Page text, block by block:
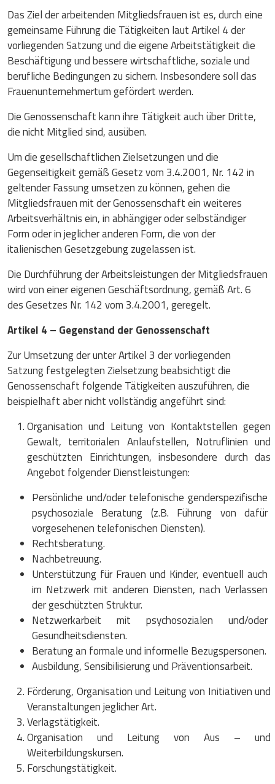
Das Ziel der arbeitenden Mitgliedsfrauen ist es, durch eine
gemeinsame Führung die Tätigkeiten laut Artikel 4 der
vorliegenden Satzung und die eigene Arbeitstätigkeit die
Beschäftigung und bessere wirtschaftliche, soziale und
berufliche Bedingungen zu sichern. Insbesondere soll das
Frauenunternehmertum gefördert werden.
Die Genossenschaft kann ihre Tätigkeit auch über Dritte,
die nicht Mitglied sind, ausüben.
Um die gesellschaftlichen Zielsetzungen und die
Gegenseitigkeit gemäß Gesetz vom 3.4.2001, Nr. 142 in
geltender Fassung umsetzen zu können, gehen die
Mitgliedsfrauen mit der Genossenschaft ein weiteres
Arbeitsverhältnis ein, in abhängiger oder selbständiger
Form oder in jeglicher anderen Form, die von der
italienischen Gesetzgebung zugelassen ist.
Die Durchführung der Arbeitsleistungen der Mitgliedsfrauen
wird von einer eigenen Geschäftsordnung, gemäß Art. 6
des Gesetzes Nr. 142 vom 3.4.2001, geregelt.
Artikel 4 – Gegenstand der Genossenschaft
Zur Umsetzung der unter Artikel 3 der vorliegenden
Satzung festgelegten Zielsetzung beabsichtigt die
Genossenschaft folgende Tätigkeiten auszuführen, die
beispielhaft aber nicht vollständig angeführt sind:
Organisation und Leitung von Kontaktstellen gegen
Gewalt, territorialen Anlaufstellen, Notruflinien und
geschützten Einrichtungen, insbesondere durch das
Angebot folgender Dienstleistungen:
Persönliche und/oder telefonische genderspezifische
psychosoziale Beratung (z.B. Führung von dafür
vorgesehenen telefonischen Diensten).
Rechtsberatung.
Nachbetreuung.
Unterstützung für Frauen und Kinder, eventuell auch
im Netzwerk mit anderen Diensten, nach Verlassen
der geschützten Struktur.
Netzwerkarbeit mit psychosozialen und/oder
Gesundheitsdiensten.
Beratung an formale und informelle Bezugspersonen.
Ausbildung, Sensibilisierung und Präventionsarbeit.
Förderung, Organisation und Leitung von Initiativen und
Veranstaltungen jeglicher Art.
Verlagstätigkeit.
Organisation und Leitung von Aus – und
Weiterbildungskursen.
Forschungstätigkeit.